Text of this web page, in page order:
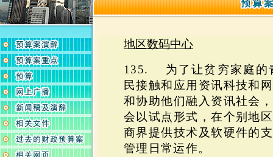
地区数码中心
135. 为了让贫穷家庭的
民接触和应用资讯科技和
和协助他们融入资讯社会
会以试点形式，在个别地
商界提供技术及软硬件的
管理日常运作。